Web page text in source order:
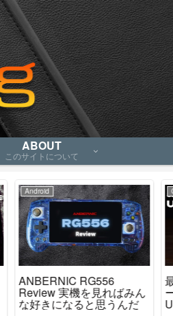
ABOUT
このサイトについて
Android
ANBERNIC RG556
Review 実機を見ればみん
な好きになると思うんだ